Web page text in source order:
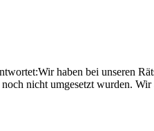
haben bei unseren
nicht umgesetzt wurden.